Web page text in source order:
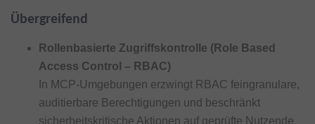
Übergreifend
Rollenbasierte Zugriffskontrolle (Role Based
Access Control – RBAC)
In MCP-Umgebungen erzwingt RBAC feingranulare,
auditierbare Berechtigungen und beschränkt
sicherheitskritische Aktionen auf geprüfte Nutzende